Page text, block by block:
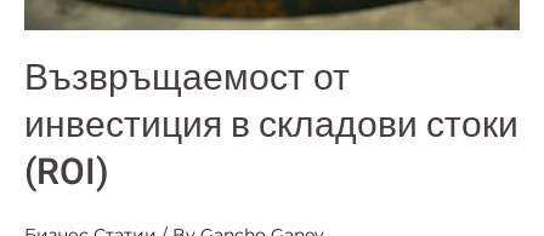
Възвръщаемост от
инвестиция в складови стоки
(ROI)